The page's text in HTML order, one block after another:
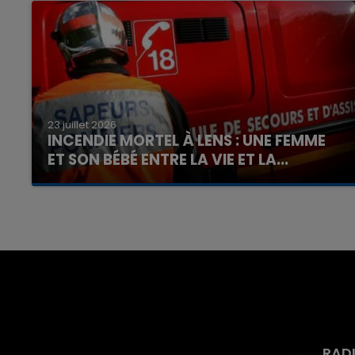
23 juillet 2026
INCENDIE MORTEL À LENS : UNE FEMME
ET SON BÉBÉ ENTRE LA VIE ET LA...
Un homme s'est immolé par le feu après avoir